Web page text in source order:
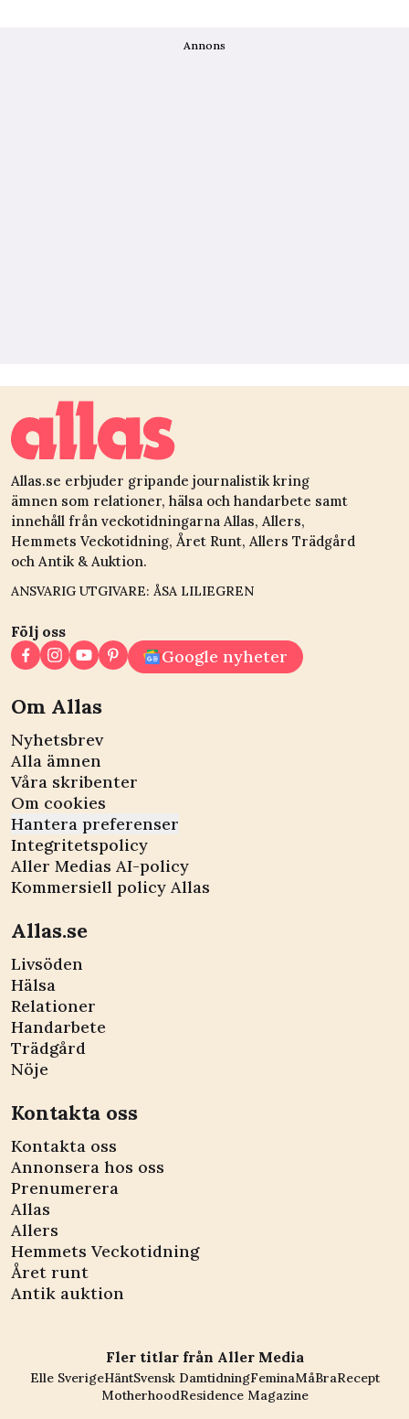
Annons
Allas.se erbjuder gripande journalistik kring
ämnen som relationer, hälsa och handarbete samt
innehåll från veckotidningarna Allas, Allers,
Hemmets Veckotidning, Året Runt, Allers Trädgård
och Antik & Auktion.
ANSVARIG UTGIVARE: ÅSA LILIEGREN
Följ oss
Google nyheter
Om Allas
Nyhetsbrev
Alla ämnen
Våra skribenter
Om cookies
Hantera preferenser
Integritetspolicy
Aller Medias AI-policy
Kommersiell policy Allas
Allas.se
Livsöden
Hälsa
Relationer
Handarbete
Trädgård
Nöje
Kontakta oss
Kontakta oss
Annonsera hos oss
Prenumerera
Allas
Allers
Hemmets Veckotidning
Året runt
Antik auktion
Fler titlar från Aller Media
Elle SverigeHäntSvensk DamtidningFeminaMåBraRecept
MotherhoodResidence Magazine